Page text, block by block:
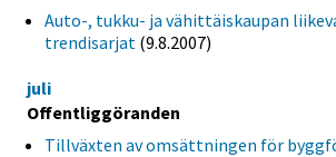
Auto-, tukku- ja vähittäiskaupan
trendisarjat (9.8.2007)
juli
Offentliggöranden
Tillväxten av omsättningen för